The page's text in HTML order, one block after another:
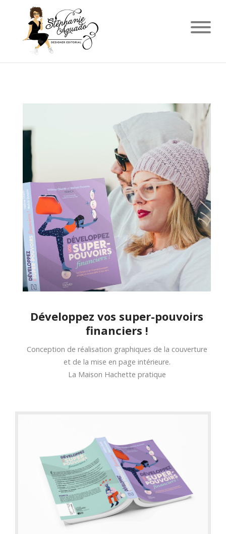
Développez vos super-pouvoirs
financiers !
Conception de réalisation graphiques de la couverture
et de la mise en page intérieure.
La Maison Hachette pratique